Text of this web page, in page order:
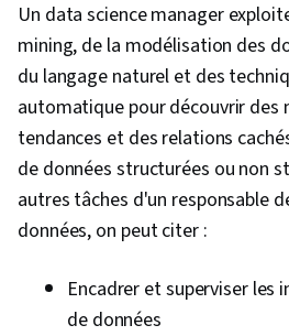
Prétraitement des
Gestion des bases
stockée, Analyse de
données, Scikit Learn
d'apprentissage
formes
développement de
versions,
API dans le nuage,
Un data science manager
mining, de la modélisation des
du langage naturel et des
automatique pour découvrir des
tendances et des relations
de données structurées ou non
autres tâches d'un responsable
données, on peut citer :
Encadrer et superviser les
de données